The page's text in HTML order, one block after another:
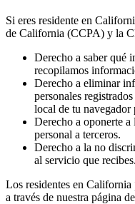
Si eres residente en
de California (CCPA) y la
Derecho a saber qué
recopilamos
Derecho a eliminar
personales
local de tu navegador
Derecho a oponerte
personal a terceros.
Derecho a la no
al servicio que recibes.
Los residentes en
a través de nuestra página